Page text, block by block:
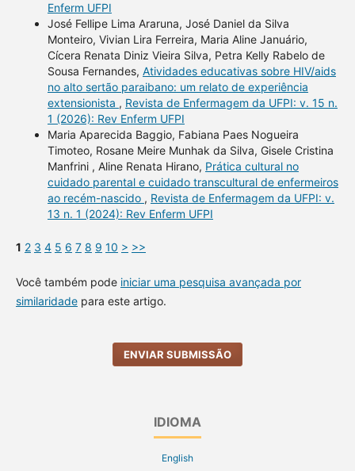
Enferm UFPI
José Fellipe Lima Araruna, José Daniel da Silva
Monteiro, Vivian Lira Ferreira, Maria Aline Januário,
Cícera Renata Diniz Vieira Silva, Petra Kelly Rabelo de
Sousa Fernandes, Atividades educativas sobre HIV/aids
no alto sertão paraibano: um relato de experiência
extensionista , Revista de Enfermagem da UFPI: v. 15 n.
1 (2026): Rev Enferm UFPI
Maria Aparecida Baggio, Fabiana Paes Nogueira
Timoteo, Rosane Meire Munhak da Silva, Gisele Cristina
Manfrini , Aline Renata Hirano, Prática cultural no
cuidado parental e cuidado transcultural de enfermeiros
ao recém-nascido , Revista de Enfermagem da UFPI: v.
13 n. 1 (2024): Rev Enferm UFPI
1 2 3 4 5 6 7 8 9 10 > >>
Você também pode iniciar uma pesquisa avançada por
similaridadepara este artigo.
ENVIAR SUBMISSÃO
IDIOMA
English